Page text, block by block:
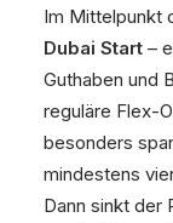
Im Mittelpunkt
Dubai Start –
Guthaben und
reguläre Flex-
besonders
mindestens
Dann sinkt der